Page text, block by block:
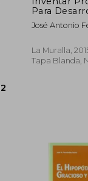
Para
Matemática
José Antonio
La Muralla,
Tapa Blanda,